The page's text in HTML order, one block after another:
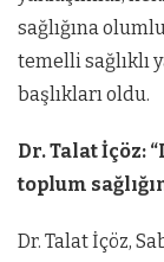
sağlığına
temelli sağlıklı
başlıkları oldu.
Dr. Talat İçöz:
toplum
Dr. Talat İçöz,